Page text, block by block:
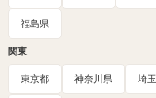
福島県
関東
東京都 神奈川県 埼